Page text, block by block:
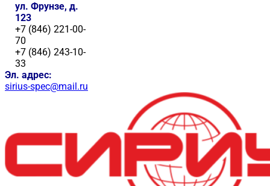
ул. Фрунзе, д.
123
+7 (846) 221-00-
70
+7 (846) 243-10-
33
Эл. адрес:
sirius-spec@mail.ru